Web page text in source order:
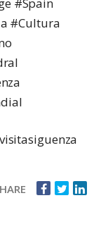
#Spain
#Cultura